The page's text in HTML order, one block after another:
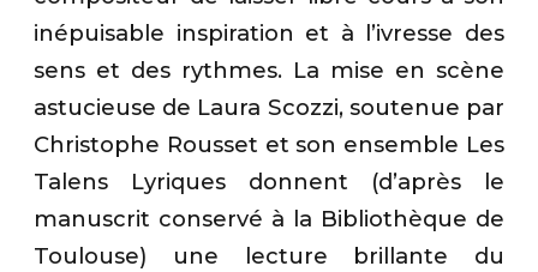
inépuisable inspiration et à l’ivresse des
sens et des rythmes. La mise en scène
astucieuse de Laura Scozzi, soutenue par
Christophe Rousset et son ensemble Les
Talens Lyriques donnent (d’après le
manuscrit conservé à la Bibliothèque de
Toulouse) une lecture brillante du